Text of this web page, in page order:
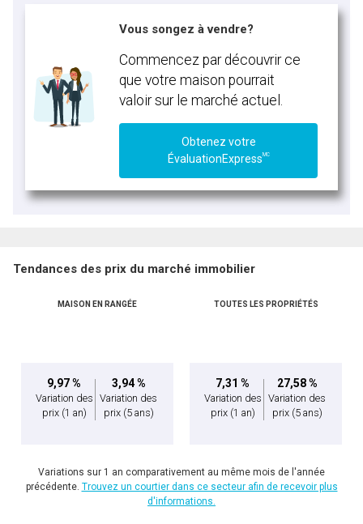
Vous songez à vendre?
Commencez par découvrir ce
que votre maison pourrait
valoir sur le marché actuel.
Obtenez votre
ÉvaluationExpressMC
Tendances des prix du marché immobilier
MAISON EN RANGÉE
9,97 %
Variation des
prix (1 an)
3,94 %
Variation des
prix (5 ans)
TOUTES LES PROPRIÉTÉS
7,31 %
Variation des
prix (1 an)
27,58 %
Variation des
prix (5 ans)
Variations sur 1 an comparativement au même mois de l'année
précédente. Trouvez un courtier dans ce secteur afin de recevoir plus
d'informations.